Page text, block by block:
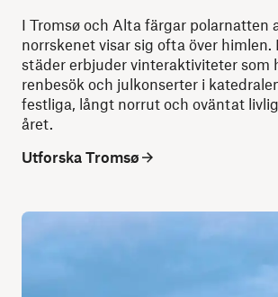
I Tromsø och Alta färgar polarnatten
norrskenet visar sig ofta över himlen.
städer erbjuder vinteraktiviteter som
renbesök och julkonserter i
festliga, långt norrut och oväntat
året.
Utforska Tromsø